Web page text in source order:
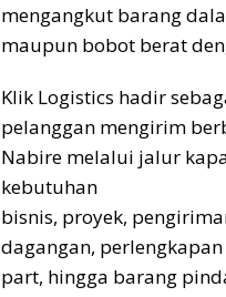
mengangkut barang
maupun bobot berat
Klik Logistics hadir
pelanggan mengirim
Nabire melalui jalur
kebutuhan
bisnis, proyek,
dagangan,
part, hingga barang